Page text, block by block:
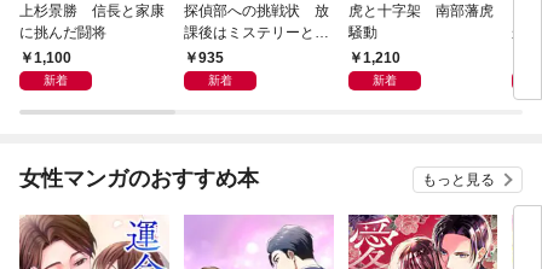
上杉景勝 信長と家康
に挑んだ闘将
1,100
新着
探偵部への挑戦状 放
課後はミステリーとと
もに 新装版
935
新着
虎と十字架 南部藩虎
騒動
1,210
新着
か
女性マンガのおすすめ本 もっと見る